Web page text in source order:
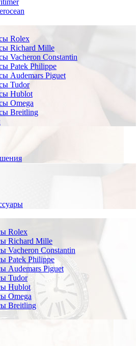
Rolex
Richard Mille
Vacheron Constantin
Patek Philippe
Audemars Piguet
Tudor
Hublot
Omega
Breitling
Rolex
Richard Mille
Vacheron Constantin
Patek Philippe
Audemars Piguet
Tudor
Hublot
Omega
Breitling